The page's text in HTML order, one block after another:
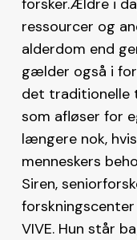
ressourcer og
alderdom end
gælder også i
det traditionelle
som afløser for
længere nok,
menneskers
Siren,
VIVE. Hun står